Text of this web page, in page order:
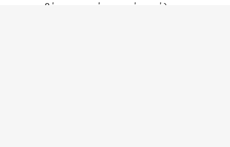
της κυβέρνησης, είναι συνέχεια όλων των